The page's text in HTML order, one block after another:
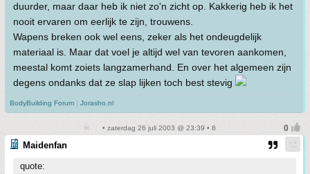
duurder, maar daar heb ik niet zo'n zicht op. Kakkerig heb ik het
nooit ervaren om eerlijk te zijn, trouwens.
Wapens breken ook wel eens, zeker als het ondeugdelijk
materiaal is. Maar dat voel je altijd wel van tevoren aankomen,
meestal komt zoiets langzamerhand. En over het algemeen zijn
degens ondanks dat ze slap lijken toch best stevig
BodyBuilding Forum | Jorasho.nl
• zaterdag 26 juli 2003 @ 23:39 • 8
Maidenfan
quote: